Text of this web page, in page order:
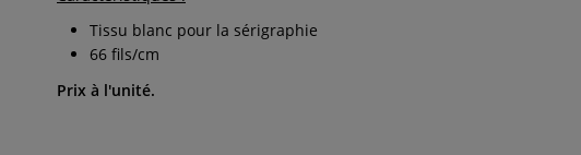
Tissu blanc pour la sérigraphie
66 fils/cm
Prix à l'unité.